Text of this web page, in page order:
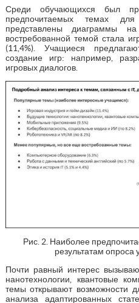
Среди обучающихся был
предпочитаемых темах
представлены диаграммы
востребованной темой стала
(11,4%). Учащиеся
создание игр: например,
игровых диалогов.
Рис. 2. Наиболее
результатам опроса
Почти равный интерес
нанотехнологии, квантовые
темы открывают возможности
анализа адаптированных